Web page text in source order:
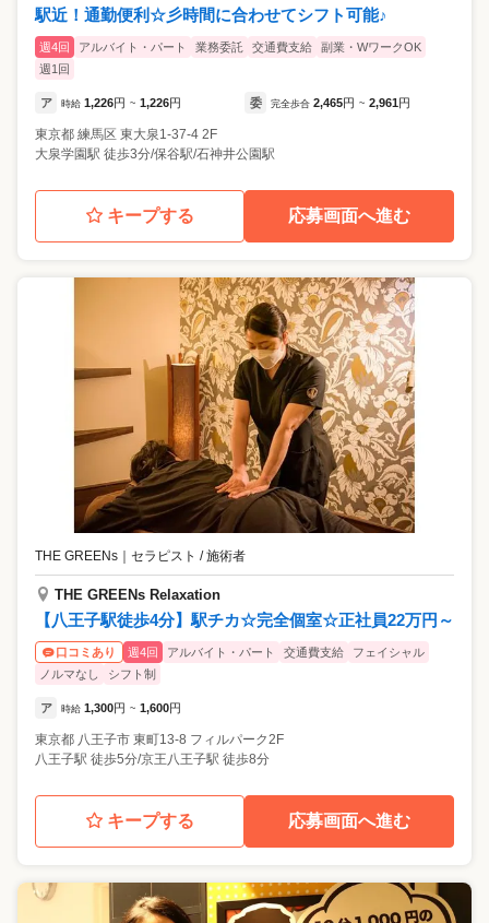
駅近！通勤便利☆彡時間に合わせてシフト可能♪
週4回 アルバイト・パート 業務委託 交通費支給
副業・WワークOK
週1回
ア 時給 1,226円 ~ 1,226円 委 完全歩合 2,465円 ~ 2,961円
東京都 練馬区 東大泉1-37-4 2F
大泉学園駅 徒歩3分/保谷駅/石神井公園駅
キープする 応募画面へ進む
THE GREENs セラピスト / 施術者
THE GREENs Relaxation
【八王子駅徒歩4分】駅チカ☆完全個室☆正社員22万円～
口コミあり 週4回 アルバイト・パート 交通費支給
フェイシャル
ノルマなし
シフト制
ア 時給 1,300円 ~ 1,600円
東京都 八王子市 東町13-8 フィルパーク2F
八王子駅 徒歩5分/京王八王子駅 徒歩8分
キープする 応募画面へ進む